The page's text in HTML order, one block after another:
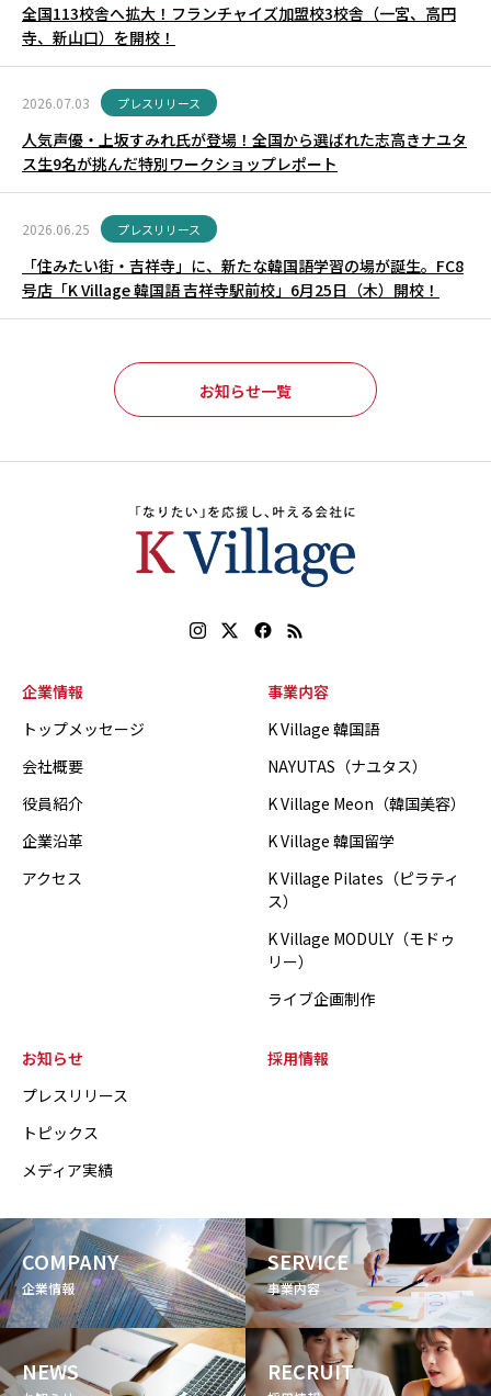
全国113校舎へ拡大！フランチャイズ加盟校3校舎（一宮、高円
寺、新山口）を開校！
2026.07.03 プレスリリース
人気声優・上坂すみれ氏が登場！全国から選ばれた志高きナユタ
ス生9名が挑んだ特別ワークショップレポート
2026.06.25 プレスリリース
「住みたい街・吉祥寺」に、新たな韓国語学習の場が誕生。FC8
号店「K Village 韓国語 吉祥寺駅前校」6月25日（木）開校！
お知らせ一覧
企業情報
トップメッセージ
会社概要
役員紹介
企業沿革
アクセス
事業内容
K Village 韓国語
NAYUTAS（ナユタス）
K Village Meon（韓国美容）
K Village 韓国留学
K Village Pilates（ピラティ
ス）
K Village MODULY（モドゥ
リー）
ライブ企画制作
お知らせ
プレスリリース
トピックス
メディア実績
採用情報
COMPANY
企業情報
SERVICE
事業内容
NEWS RECRUIT